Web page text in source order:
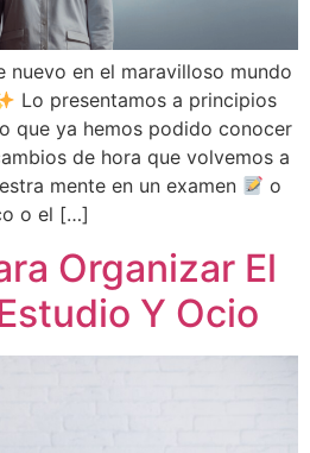
nuevo en el maravilloso mundo
Lo presentamos a principios
que ya hemos podido conocer
de hora que volvemos a
mente en un examen
o
o el […]
Organizar El
Y Ocio